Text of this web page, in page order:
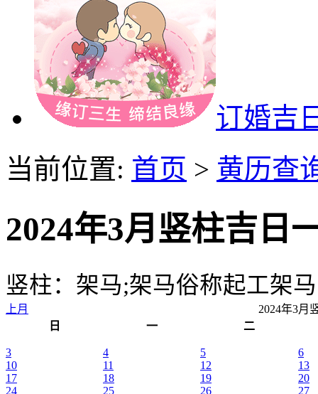
订婚吉
当前位置: 首页 > 黄历查
2024年3月竖柱吉日
竖柱：架马;架马俗称起工架
上月
2024年3月
日
一 二
3 4 5
6
10
11 12
13
17
18 19
20
24
25 26
27